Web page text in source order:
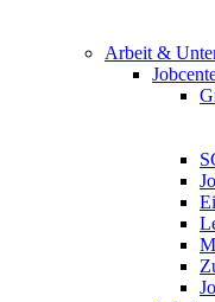
Arbeit &